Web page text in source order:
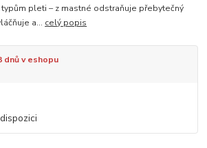
pleti – z mastné odstraňuje přebytečný
a... celý popis
dnů v eshopu